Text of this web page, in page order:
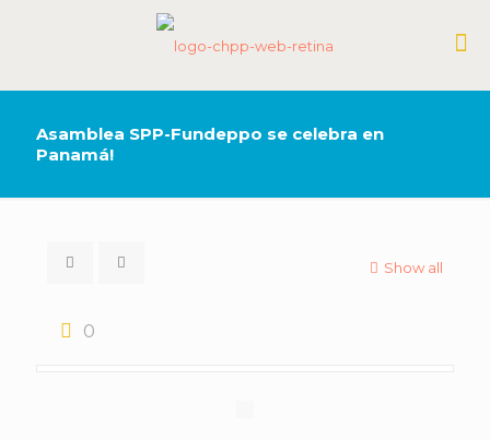
Asamblea SPP-Fundeppo se celebra en
Panamá!
Show all
0